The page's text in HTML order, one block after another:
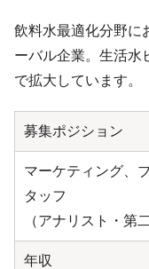
飲料水最適化分野に
ーバル企業。生活水
で拡大しています。
募集ポジション
マーケティング、
タッフ
（アナリスト・第
年収